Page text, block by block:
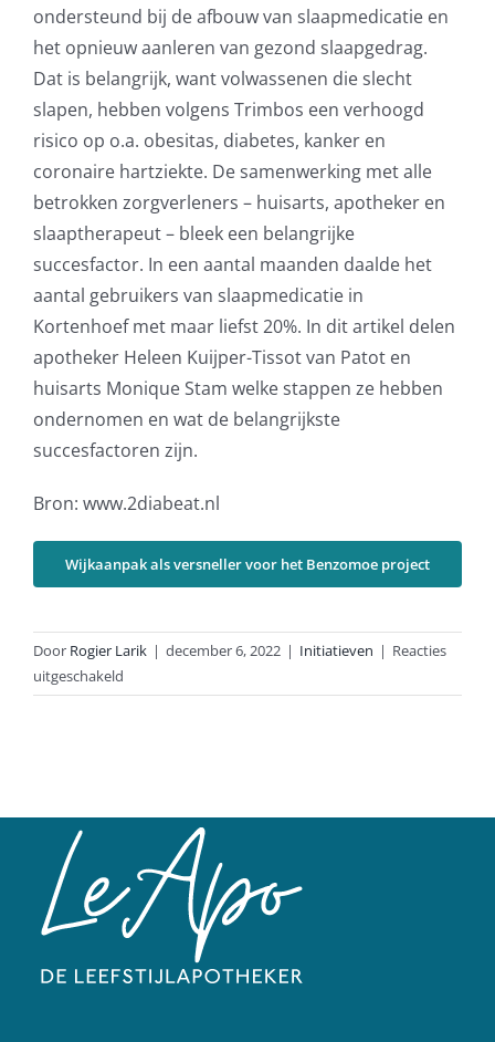
ondersteund bij de afbouw van slaapmedicatie en
het opnieuw aanleren van gezond slaapgedrag.
Dat is belangrijk, want volwassenen die slecht
slapen, hebben volgens Trimbos een verhoogd
risico op o.a. obesitas, diabetes, kanker en
coronaire hartziekte. De samenwerking met alle
betrokken zorgverleners – huisarts, apotheker en
slaaptherapeut – bleek een belangrijke
succesfactor. In een aantal maanden daalde het
aantal gebruikers van slaapmedicatie in
Kortenhoef met maar liefst 20%. In dit artikel delen
apotheker Heleen Kuijper-Tissot van Patot en
huisarts Monique Stam welke stappen ze hebben
ondernomen en wat de belangrijkste
succesfactoren zijn.
Bron: www.2diabeat.nl
Wijkaanpak als versneller voor het Benzomoe project
Door Rogier Larik | december 6, 2022 | Initiatieven | Reacties
uitgeschakeld
Dossier